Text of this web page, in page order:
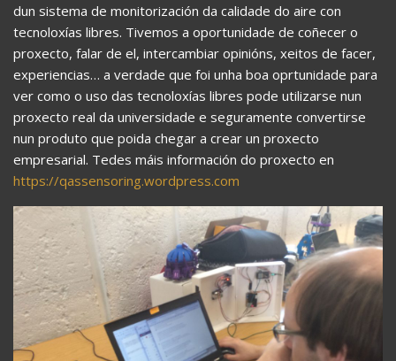
dun sistema de monitorización da calidade do aire con
tecnoloxías libres. Tivemos a oportunidade de coñecer o
proxecto, falar de el, intercambiar opinións, xeitos de facer,
experiencias… a verdade que foi unha boa oprtunidade para
ver como o uso das tecnoloxías libres pode utilizarse nun
proxecto real da universidade e seguramente convertirse
nun produto que poida chegar a crear un proxecto
empresarial. Tedes máis información do proxecto en
https://qassensoring.wordpress.com